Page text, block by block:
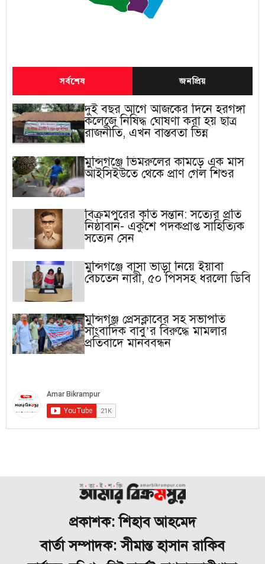
সর্বশেষ জনপ্রিয়
দুই বছর আগে আজকের দিনে হরগঙ্গা
কলেজে নিষিদ্ধ ঘোষণা করা হয় ছাত্র
রাজনীতি, এখন বাস্তবতা ভিন্ন
মুন্সিগঞ্জে ভিমরুলের কামড়ে এক মাস
আইসিইউতে থেকে প্রাণ গেল শিশুর
বিক্রমপুরের কৃতি সন্তান: সত্যের প্রতি
নিষ্ঠাবান- একুশে পদকপ্রাপ্ত সাহিত্যিক
সত্যেন সেন
মুন্সিগঞ্জে বাসা ভাড়া নিয়ে ইয়াবা
বেচতেন নারী, ৫০ পিসসহ ধরলো ডিবি
মুন্সিগঞ্জ প্রেসক্লাবের সহ সভাপতি
সাংবাদিক বাবু’র বিরুদ্ধে মামলার
প্রতিবাদে মানববন্ধন
প্রকাশক: শিহাব আহমেদ
বার্তা সম্পাদক: সীমান্ত হাসান রাকিব